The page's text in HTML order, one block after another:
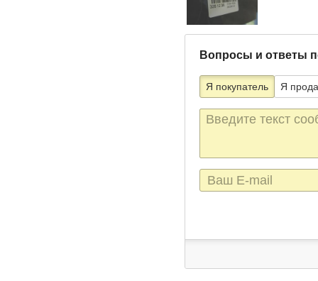
Вопросы и ответы
Я покупатель Я
Текст
сообщения
E-
mail